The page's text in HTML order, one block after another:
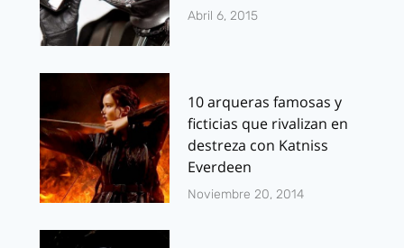
Abril 6, 2015
10 arqueras famosas y
ficticias que rivalizan en
destreza con Katniss
Everdeen
Noviembre 20, 2014